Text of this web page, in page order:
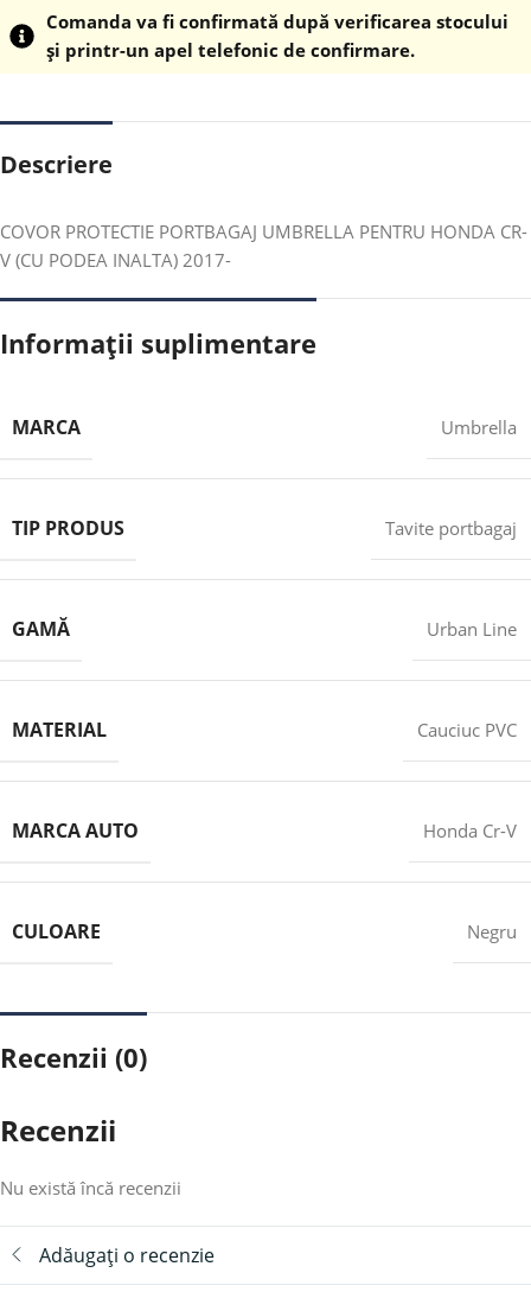
Comanda va fi confirmată după verificarea stocului
și printr-un apel telefonic de confirmare.
Descriere
COVOR PROTECTIE PORTBAGAJ UMBRELLA PENTRU HONDA CR-
V (CU PODEA INALTA) 2017-
Informații suplimentare
MARCA Umbrella
TIP PRODUS Tavite portbagaj
GAMĂ Urban Line
MATERIAL Cauciuc PVC
MARCA AUTO Honda Cr-V
CULOARE Negru
Recenzii (0)
Recenzii
Nu există încă recenzii
Adăugați o recenzie